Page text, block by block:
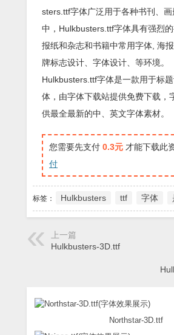
sters.ttf字体广泛用于各种书刊、画
中，Hulkbusters.ttf字体具有强烈的
报纸和杂志和书籍中常用字体, 海
牌标志设计、字体设计、等环境。
Hulkbusters.ttf字体是一款用于标
体，由字体下载站提供免费下载，
供最全最新的中、英文字体素材。
您需要先支付 0.3元 才能下载此
付
标签： Hulkbusters ttf 字体
上一篇
Hulkbusters-3D.ttf
Northstar-3D.ttf